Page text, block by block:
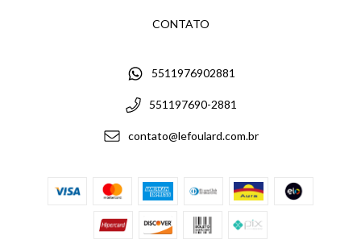
CONTATO
5511976902881
551197690-2881
contato@lefoulard.com.br